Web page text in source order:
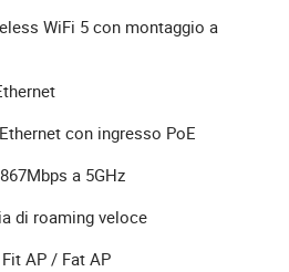
WiFi 5 con montaggio a
con ingresso PoE
a 5GHz
di roaming veloce
AP / Fat AP